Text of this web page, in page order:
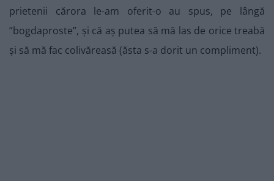
prietenii cărora le-am oferit-o au spus, pe lângă
”bogdaproste”, și că aș putea să mă las de orice treabă
și să mă fac colivăreasă (ăsta s-a dorit un compliment).